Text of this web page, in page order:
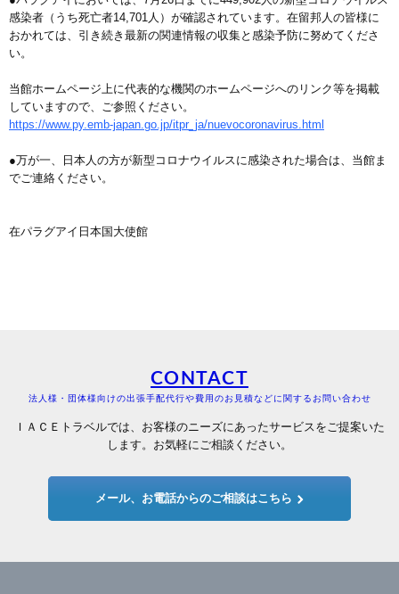
感染者（うち死亡者14,701人）が確認されています。在留邦人の皆様に
おかれては、引き続き最新の関連情報の収集と感染予防に努めてくださ
い。
当館ホームページ上に代表的な機関のホームページへのリンク等を掲載
していますので、ご参照ください。
https://www.py.emb-japan.go.jp/itpr_ja/nuevocoronavirus.html
●万が一、日本人の方が新型コロナウイルスに感染された場合は、当館ま
でご連絡ください。
在パラグアイ日本国大使館
CONTACT
法人様・団体様向けの出張手配代行や費用のお見積などに関するお問い合わせ
ＩＡＣＥトラベルでは、お客様のニーズにあったサービスをご提案いた
します。お気軽にご相談ください。
メール、お電話からのご相談はこちら